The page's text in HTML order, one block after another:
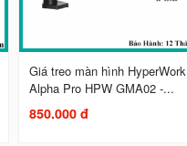
Giá treo màn hình HyperWork
Alpha Pro HPW GMA02 -...
850.000 đ